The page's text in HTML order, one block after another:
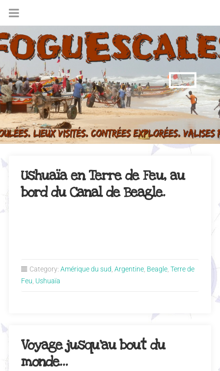
Ushuaïa en Terre de Feu, au
bord du Canal de Beagle.
Category: Amérique du sud, Argentine, Beagle, Terre de
Feu, Ushuaïa
Voyage jusqu’au bout du
monde…